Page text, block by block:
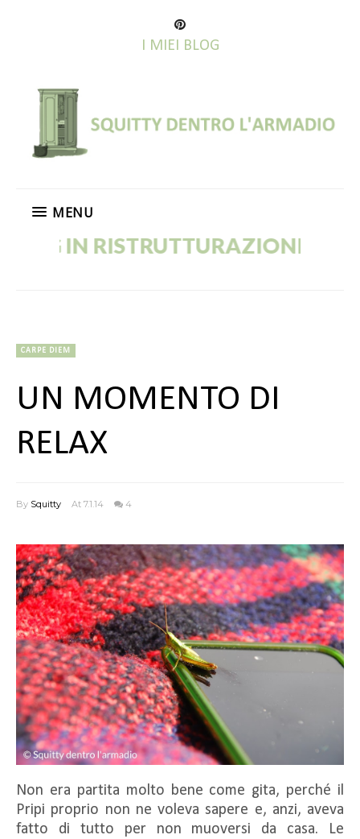
I MIEI BLOG
MENU
IN RISTRUTTURAZIONE!
CARPE DIEM
UN MOMENTO DI
RELAX
By Squitty At 7.1.14 4
Non era partita molto bene come gita, perché il
Pripi proprio non ne voleva sapere e, anzi, aveva
fatto di tutto per non muoversi da casa. Le